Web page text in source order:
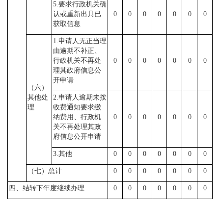
5.要求行政机关确
认或重新出具已
获取信息
0 0 0 0 0 0 0
（六）
其他处
理
1.申请人无正当理
由逾期不补正、
行政机关不再处
理其政府信息公
开申请
0 0 0 0 0 0 0
2.申请人逾期未按
收费通知要求缴
纳费用、行政机
关不再处理其政
府信息公开申请
0 0 0 0 0 0 0
3.其他 0 0 0 0 0 0 0
（七）总计 0 0 0 0 0 0 0
四、结转下年度继续办理 0 0 0 0 0 0 0